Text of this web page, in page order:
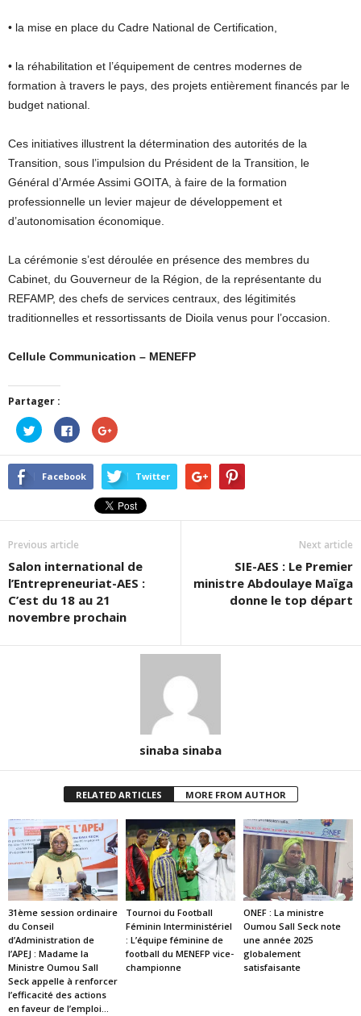
• la mise en place du Cadre National de Certification,
• la réhabilitation et l’équipement de centres modernes de
formation à travers le pays, des projets entièrement financés par le
budget national.
Ces initiatives illustrent la détermination des autorités de la
Transition, sous l’impulsion du Président de la Transition, le
Général d’Armée Assimi GOITA, à faire de la formation
professionnelle un levier majeur de développement et
d’autonomisation économique.
La cérémonie s’est déroulée en présence des membres du
Cabinet, du Gouverneur de la Région, de la représentante du
REFAMP, des chefs de services centraux, des légitimités
traditionnelles et ressortissants de Dioila venus pour l’occasion.
Cellule Communication – MENEFP
Partager :
Cliquez
pour
partager
sur
Twitter(ouvre
dans
Cliquez
pour
partager
sur
Facebook(ouvre
dans
nouvelle
fenêtre)
Cliquez
pour
sur
Google+
(ouvre
dans
une
nouvelle
fenêtre)
Facebook Twitter
Previous article
Salon international de
l’Entrepreneuriat-AES :
C’est du 18 au 21
novembre prochain
Next article
SIE-AES : Le Premier
ministre Abdoulaye Maïga
donne le top départ
sinaba sinaba
RELATED ARTICLES MORE FROM AUTHOR
31ème session ordinaire
du Conseil
d’Administration de
l’APEJ : Madame la
Ministre Oumou Sall
Seck appelle à renforcer
l’efficacité des actions
en faveur de l’emploi...
Tournoi du Football
Féminin Interministériel
: L’équipe féminine de
football du MENEFP vice-
championne
ONEF : La ministre
Oumou Sall Seck note
une année 2025
globalement
satisfaisante